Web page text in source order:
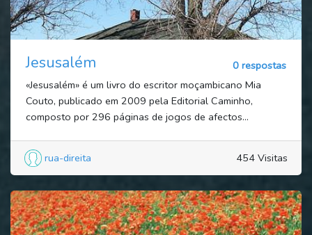
Jesusalém
0 respostas
«Jesusalém» é um livro do escritor moçambicano Mia
Couto, publicado em 2009 pela Editorial Caminho,
composto por 296 páginas de jogos de afectos...
rua-direita 454 Visitas